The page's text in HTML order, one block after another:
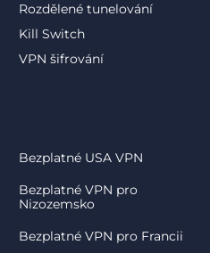
Rozdělené tunelování
Kill Switch
VPN šifrování
Bezplatné USA VPN
Bezplatné VPN pro
Nizozemsko
Bezplatné VPN pro Francii